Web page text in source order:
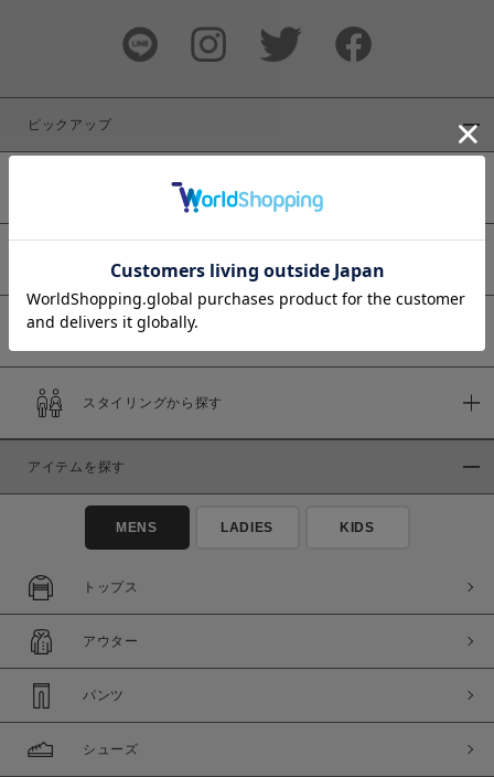
商品タイプ
通常商品
セール価格
在庫
在庫あり
ピックアップ
予約商品
スタイリングから探す
アイテムを探す
MENS LADIES KIDS
トップス
アウター
パンツ
シューズ